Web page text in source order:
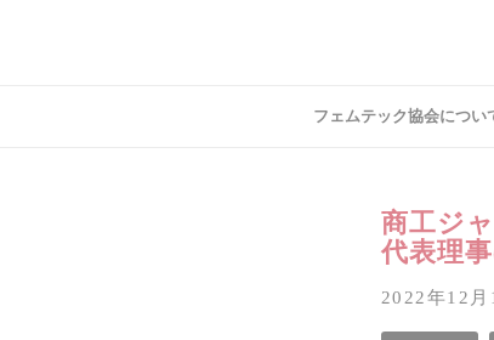
フェムテック協会につい
商工ジ
代表理
2022年12月